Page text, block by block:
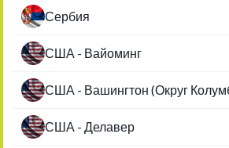
Сербия
США - Вайоминг
США - Вашингтон (Округ
США - Делавер